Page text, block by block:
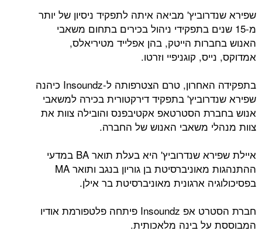
שפירא שנדרוביץ' מביאה איתה לתפקיד ניסיון של יותר
מ-15 שנים בתפקידי ניהול בכירים בתחום משאבי
האנוש בחברות הייטק, בהן אפלייד מטיריאלס,
אמדוקס, נייס, קוגניפיי וזרטו.
בתפקידה האחרון, טרם הצטרפותה ל-Insoundz כיהנה
שפירא שנדרוביץ' בתפקיד דירקטורית בכירה למשאבי
אנוש בחברת הסטרטאפ אקטיבפנס והובילה צוות את
צוות מנהלי משאבי האנוש של החברה.
איילת שפירא שנדרוביץ' היא בעלת תואר BA במדעי
ההתנהגות מאוניברסיטת בן גוריון בנגב ותואר MA
בפסיכולוגיה ארגונית מאוניברסיטת בר אילן.
חברת הסטרט אפ Insoundz פיתחה פלטפורמת אודיו
המבוססת על בינה מלאכותית.